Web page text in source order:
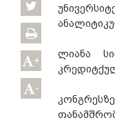
+
-
ლიანა